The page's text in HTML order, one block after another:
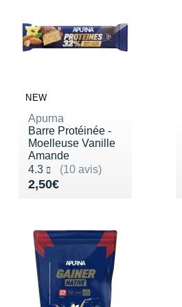
NEW
Apurna
Barre Protéinée -
Moelleuse Vanille
Amande
4.3
(10 avis)
Noté 4.3 sur 5
2,50€
Vendu 2,50€